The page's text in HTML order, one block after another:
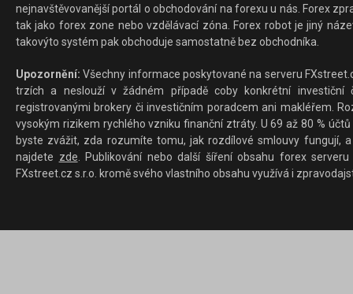
nejnavštěvovanější portál o obchodování na forexu u nás. Forex
tak jako forex zone nebo vzdělávací zóna. Forex robot je jiný
takovýto systém pak obchoduje samostatně bez obchodníka.
Upozornění: Všechny informace poskytované na serveru
trzích a neslouží v žádném případě coby konkrétní investiční
registrovanými brokery či investičním poradcem ani makléřem.
vysokým rizikem rychlého vzniku finanční ztráty. U 69 až 80 %
byste zvážit, zda rozumíte tomu, jak rozdílové smlouvy fungují,
najdete zde. Publikování nebo další šíření obsahu forex
FXstreet.cz s.r.o. kromě svého vlastního obsahu využívá i